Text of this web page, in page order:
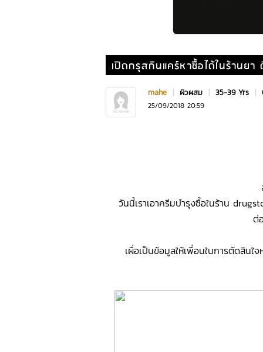
เปิดกรุสกินแคร์หาซื้อได้ในร้านย
mahe | ผิวผสม | 35-39 Yrs |
25/09/2018 20:59
วันนี้เราเอาครีมบำรุงซื้อในร้าน
ต่
เผื่อเป็นข้อมูลให้เพื่อนในการตัดสินใจ